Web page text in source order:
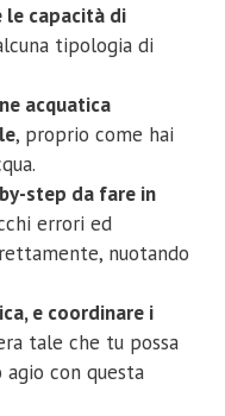
le capacità di
tipologia di
acquatica
, proprio come hai
step da fare in
errori ed
nuotando
e coordinare i
tale che tu possa
con questa